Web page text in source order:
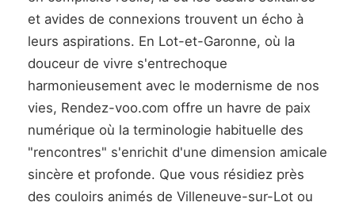
et avides de connexions trouvent un écho à
leurs aspirations. En Lot-et-Garonne, où la
douceur de vivre s'entrechoque
harmonieusement avec le modernisme de nos
vies, Rendez-voo.com offre un havre de paix
numérique où la terminologie habituelle des
"rencontres" s'enrichit d'une dimension amicale
sincère et profonde. Que vous résidiez près
des couloirs animés de Villeneuve-sur-Lot ou